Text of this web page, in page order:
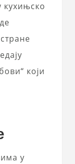
кухињско
који
у